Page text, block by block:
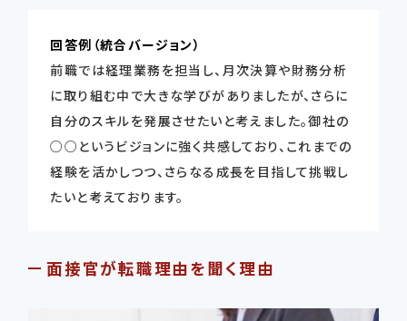
回答例（統合バージョン）
前職では経理業務を担当し、月次決算や財務分析
に取り組む中で大きな学びがありましたが、さらに
自分のスキルを発展させたいと考えました。御社の
○○というビジョンに強く共感しており、これまでの
経験を活かしつつ、さらなる成長を目指して挑戦し
たいと考えております。
面接官が転職理由を聞く理由